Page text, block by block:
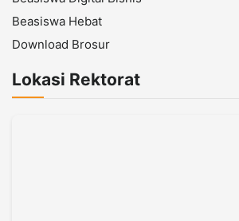
Beasiswa Hebat
Download Brosur
Lokasi Rektorat